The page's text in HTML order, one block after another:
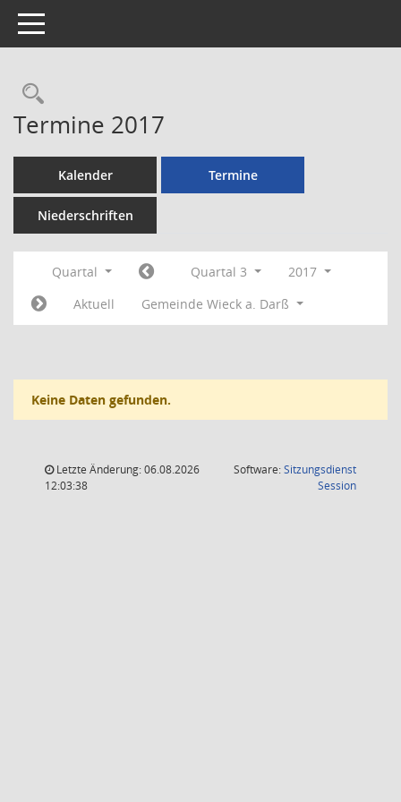
Toggle navigation
Rechercheauswahl
Termine 2017
Kalender Termine
Niederschriften
Quartal Quartal 3
2017
Aktuell
Gemeinde Wieck a. Darß
Keine Daten gefunden.
Letzte Änderung: 06.08.2026
12:03:38
Software:Sitzungsdienst
Session(Wird in